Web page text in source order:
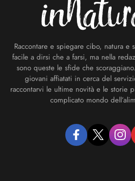
Raccontare e spiegare cibo, natura e
facile a dirsi che a farsi, ma nella
sono queste le sfide che
giovani affiatati in cerca del
raccontarvi le ultime novità e le storie
complicato mondo
facebooktwitter